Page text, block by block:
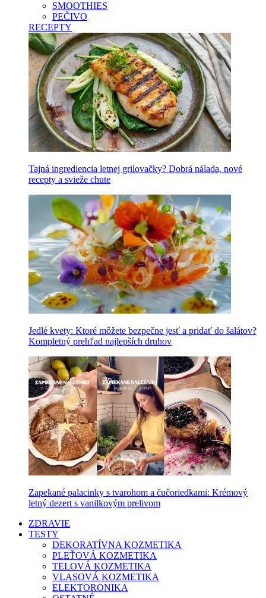
SMOOTHIES
PEČIVO
RECEPTY
Tajná ingrediencia letnej grilovačky? Dobrá nálada, nové
recepty a svieže chute
Jedlé kvety: Ktoré môžete bezpečne jesť a pridať do šalátov?
Kompletný prehľad najlepších druhov
Zapekané palacinky s tvarohom a čučoriedkami: Krémový
letný dezert s vanilkovým prelivom
ZDRAVIE
TESTY
DEKORATÍVNA KOZMETIKA
PLEŤOVÁ KOZMETIKA
TELOVÁ KOZMETIKA
VLASOVÁ KOZMETIKA
ELEKTORONIKA